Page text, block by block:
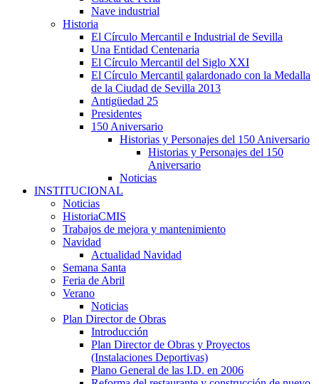
Nave industrial
Historia
El Círculo Mercantil e Industrial de Sevilla
Una Entidad Centenaria
El Círculo Mercantil del Siglo XXI
El Círculo Mercantil galardonado con la Medalla
de la Ciudad de Sevilla 2013
Antigüedad 25
Presidentes
150 Aniversario
Historias y Personajes del 150 Aniversario
Historias y Personajes del 150
Aniversario
Noticias
INSTITUCIONAL
Noticias
HistoriaCMIS
Trabajos de mejora y mantenimiento
Navidad
Actualidad Navidad
Semana Santa
Feria de Abril
Verano
Noticias
Plan Director de Obras
Introducción
Plan Director de Obras y Proyectos
(Instalaciones Deportivas)
Plano General de las I.D. en 2006